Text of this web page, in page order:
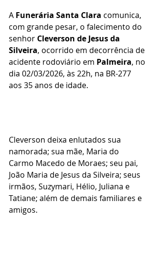
A Funerária Santa Clara comunica,
com grande pesar, o falecimento do
senhor Cleverson de Jesus da
Silveira, ocorrido em decorrência de
acidente rodoviário em Palmeira, no
dia 02/03/2026, às 22h, na BR-277
aos 35 anos de idade.
Cleverson deixa enlutados sua
namorada; sua mãe, Maria do
Carmo Macedo de Moraes; seu pai,
João Maria de Jesus da Silveira; seus
irmãos, Suzymari, Hélio, Juliana e
Tatiane; além de demais familiares e
amigos.